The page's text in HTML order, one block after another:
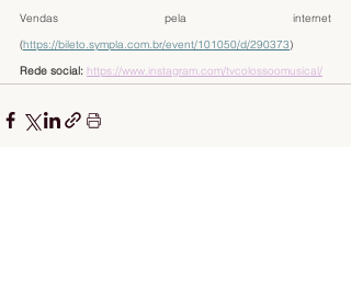
Vendas pela internet
(https://bileto.sympla.com.br/event/101050/d/290373)
Rede social: https://www.instagram.com/tvcolossoomusical/